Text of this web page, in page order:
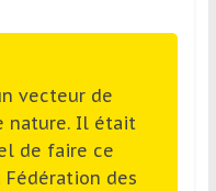
vecteur de
nature. Il était
de faire ce
des